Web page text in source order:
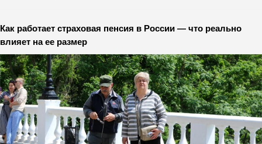
Как работает страховая пенсия в России — что реально
влияет на ее размер